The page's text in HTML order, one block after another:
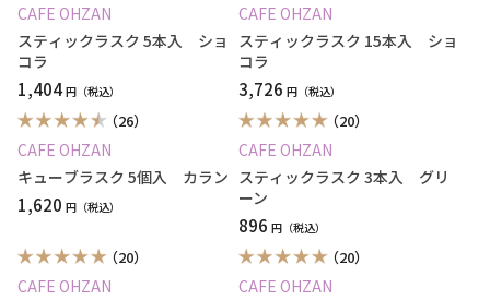
CAFE OHZAN
スティックラスク 5本入 ショ
コラ
1,404円
CAFE OHZAN
スティックラスク 15本入 ショ
コラ
3,726 円
（26）
CAFE OHZAN
キューブラスク 5個入 カラン
1,620 円
（20）
CAFE OHZAN
スティックラスク 3本入 グリ
ーン
896 円
（20）
CAFE OHZAN
（20）
CAFE OHZAN